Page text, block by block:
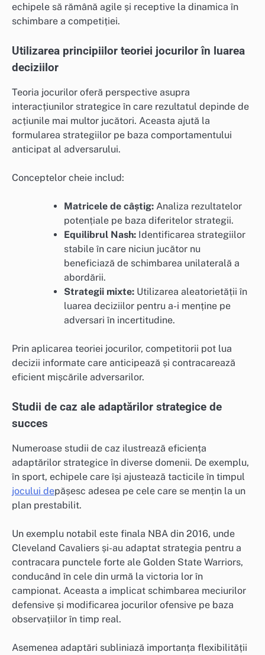
echipele să rămână agile și receptive la dinamica în
schimbare a competiției.
Utilizarea principiilor teoriei jocurilor în luarea
deciziilor
Teoria jocurilor oferă perspective asupra
interacțiunilor strategice în care rezultatul depinde de
acțiunile mai multor jucători. Aceasta ajută la
formularea strategiilor pe baza comportamentului
anticipat al adversarului.
Conceptelor cheie includ:
Matricele de câștig: Analiza rezultatelor
potențiale pe baza diferitelor strategii.
Equilibrul Nash: Identificarea strategiilor
stabile în care niciun jucător nu
beneficiază de schimbarea unilaterală a
abordării.
Strategii mixte: Utilizarea aleatorietății în
luarea deciziilor pentru a-i menține pe
adversari în incertitudine.
Prin aplicarea teoriei jocurilor, competitorii pot lua
decizii informate care anticipează și contracarează
eficient mișcările adversarilor.
Studii de caz ale adaptărilor strategice de
succes
Numeroase studii de caz ilustrează eficiența
adaptărilor strategice în diverse domenii. De exemplu,
în sport, echipele care își ajustează tacticile în timpul
jocului depășesc adesea pe cele care se mențin la un
plan prestabilit.
Un exemplu notabil este finala NBA din 2016, unde
Cleveland Cavaliers și-au adaptat strategia pentru a
contracara punctele forte ale Golden State Warriors,
conducând în cele din urmă la victoria lor în
campionat. Aceasta a implicat schimbarea meciurilor
defensive și modificarea jocurilor ofensive pe baza
observațiilor în timp real.
Asemenea adaptări subliniază importanța flexibilității